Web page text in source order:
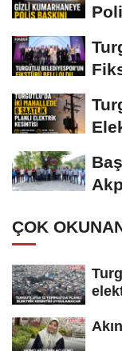
ÇOK